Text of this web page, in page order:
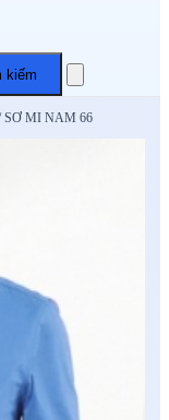
kiếm
SƠ MI NAM 66